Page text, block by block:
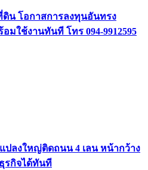
น โอกาสการลงทุนอันทรง
มใช้งานทันที โทร 094-9912595
ปลงใหญ่ติดถนน 4 เลน หน้ากว้าง
รกิจได้ทันที